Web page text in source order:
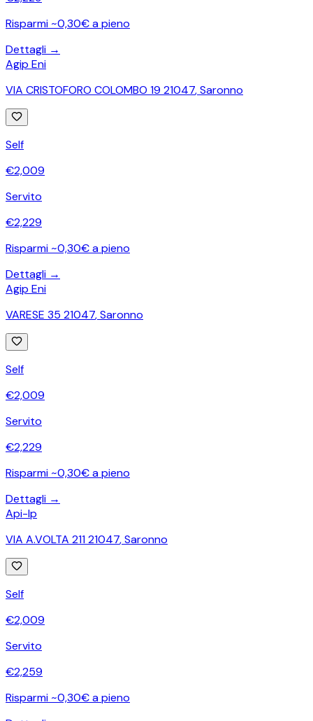
Risparmi ~0,30€ a pieno
Dettagli →
Agip Eni
VIA CRISTOFORO COLOMBO 19 21047,Saronno
Self
€2,009
Servito
€2,229
Risparmi ~0,30€ a pieno
Dettagli →
Agip Eni
VARESE 35 21047,Saronno
Self
€2,009
Servito
€2,229
Risparmi ~0,30€ a pieno
Dettagli →
Api-Ip
VIA A.VOLTA 211 21047,Saronno
Self
€2,009
Servito
€2,259
Risparmi ~0,30€ a pieno